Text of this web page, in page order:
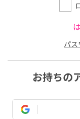
パ
お持ちの